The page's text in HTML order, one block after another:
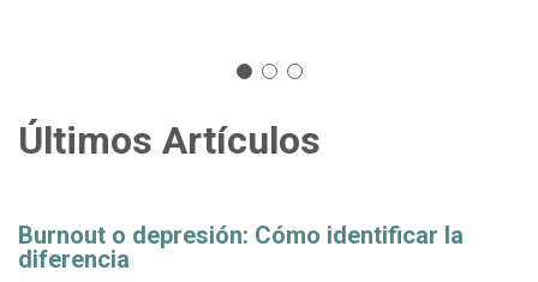
Últimos Artículos
Burnout o depresión: Cómo identificar la
diferencia